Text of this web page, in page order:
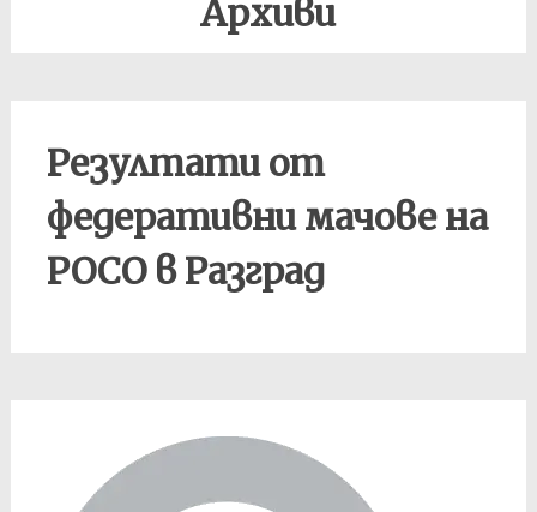
Архиви
Резултати от
федеративни мачове на
РОСО в Разград